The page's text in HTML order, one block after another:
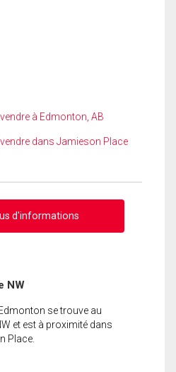
à Edmonton, AB
dans Jamieson Place
d'informations
NW
se trouve au
et est à proximité dans
Place.